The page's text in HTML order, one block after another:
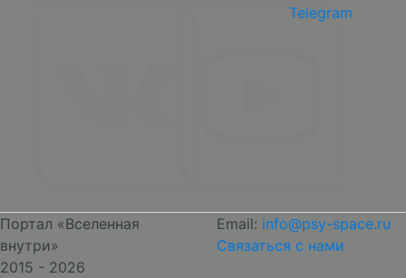
Портал «Вселенная
внутри»
2015 - 2026
Email: info@psy-space.ru
Связаться с нами